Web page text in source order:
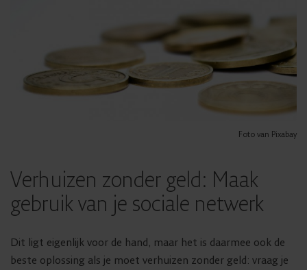
Foto van Pixabay
Verhuizen zonder geld: Maak
gebruik van je sociale netwerk
Dit ligt eigenlijk voor de hand, maar het is daarmee ook de
beste oplossing als je moet verhuizen zonder geld: vraag je